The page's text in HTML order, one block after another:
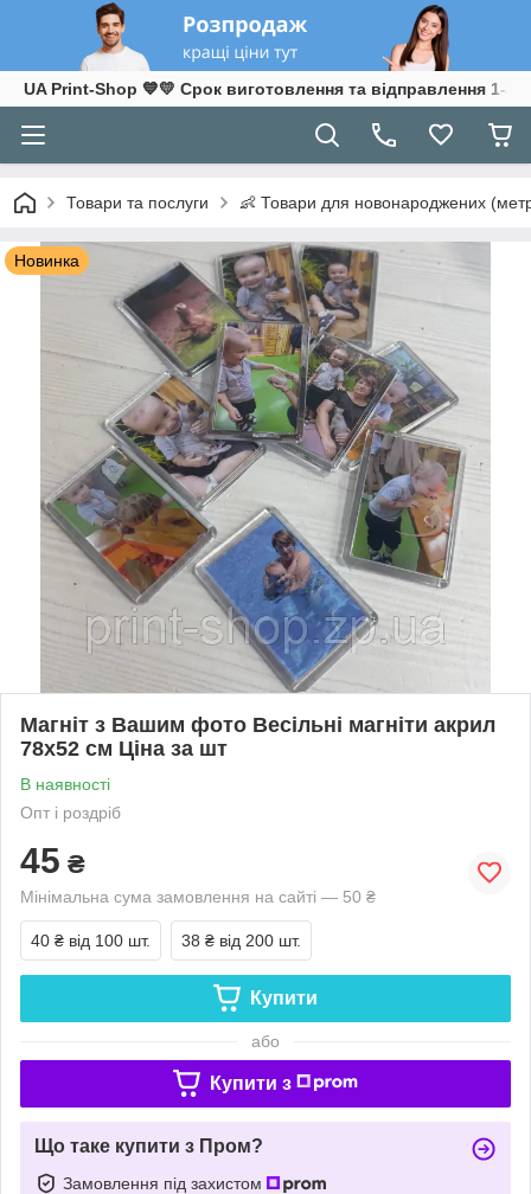
UA Print-Shop ​💙💛 Срок виготовлення та відправлення 1-3
Товари та послуги 👶 Товари для новонароджених
Новинка
Магніт з Вашим фото Весільні магніти акрил
78х52 см Ціна за шт
В наявності
Опт і роздріб
45 ₴
Мінімальна сума замовлення на сайті — 50 ₴
40 ₴ від 100 шт. 38 ₴ від 200 шт.
Купити
або
Купити з
Що таке купити з Пром?
Замовлення під захистом